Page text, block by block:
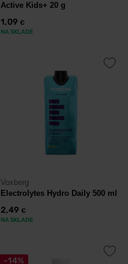
Active Kids+ 20 g
1,09 €
NA SKLADE
Voxberg
Electrolytes Hydro Daily 500 ml
2,49 €
NA SKLADE
-14%